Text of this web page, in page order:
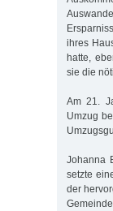
ihres
hatte,
sie die
Am 21.
Umzug
Johanna
setzte
der